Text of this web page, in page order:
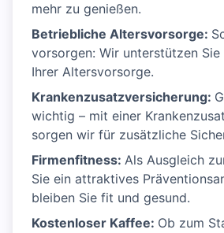
mehr zu genießen.
Betriebliche Altersvorsorge:
vorsorgen: Wir unterstützen
Ihrer Altersvorsorge.
Krankenzusatzversicherung:
wichtig – mit einer
sorgen wir für zusätzliche
Firmenfitness: Als Ausgleich
Sie ein attraktives
bleiben Sie fit und gesund.
Kostenloser Kaffee: Ob zum